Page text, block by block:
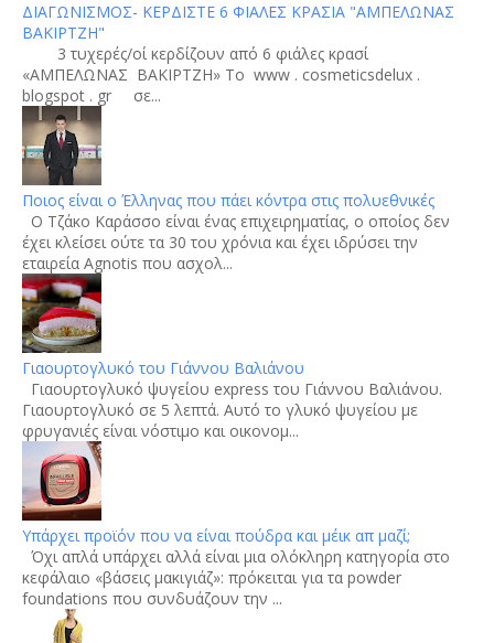
ΔΙΑΓΩΝΙΣΜΟΣ- ΚΕΡΔΙΣΤΕ 6 ΦΙΑΛΕΣ ΚΡΑΣΙΑ "ΑΜΠΕΛΩΝΑΣ
ΒΑΚΙΡΤΖΗ"
3 τυχερές/οί κερδίζουν από 6 φιάλες κρασί
«ΑΜΠΕΛΩΝΑΣ ΒΑΚΙΡΤΖΗ» To www . cosmeticsdelux .
blogspot . gr σε...
Ποιος είναι ο Έλληνας που πάει κόντρα στις πολυεθνικές
Ο Τζάκο Καράσσο είναι ένας επιχειρηματίας, ο οποίος δεν
έχει κλείσει ούτε τα 30 του χρόνια και έχει ιδρύσει την
εταιρεία Agnotis που ασχολ...
Γιαουρτογλυκό του Γιάννου Βαλιάνου
Γιαουρτογλυκό ψυγείου express του Γιάννου Βαλιάνου.
Γιαουρτογλυκό σε 5 λεπτά. Αυτό το γλυκό ψυγείου με
φρυγανιές είναι νόστιμο και οικονομ...
Υπάρχει προϊόν που να είναι πούδρα και μέικ απ μαζί;
Όχι απλά υπάρχει αλλά είναι μια ολόκληρη κατηγορία στο
κεφάλαιο «βάσεις μακιγιάζ»: πρόκειται για τα powder
foundations που συνδυάζουν την ...